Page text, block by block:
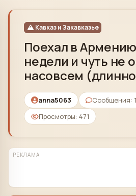
Кавказ и Закавказье
Поехал в
недели и чуть не
насовсем
anna5063
Сообщения:
Просмотры: 471
РЕКЛАМА